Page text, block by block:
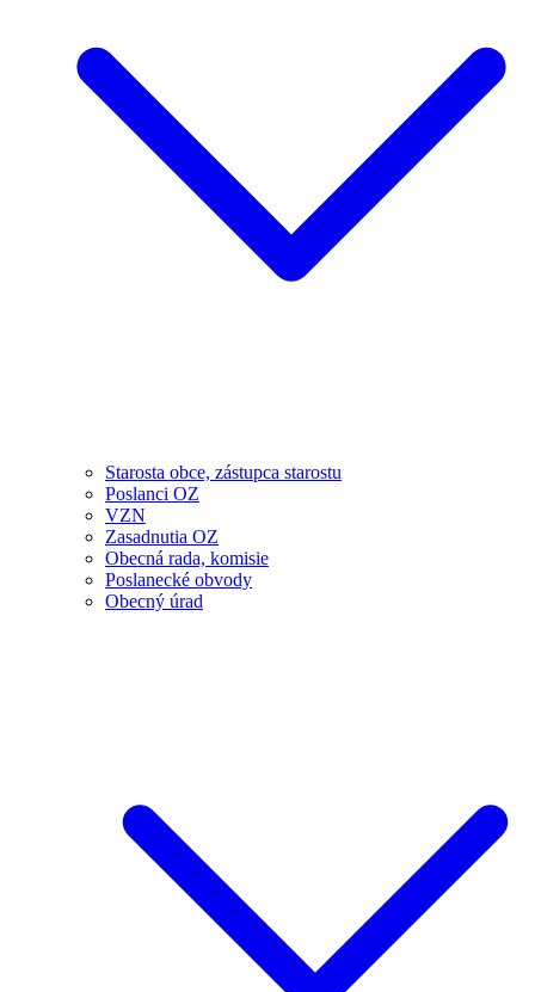
Starosta obce, zástupca starostu
Poslanci OZ
VZN
Zasadnutia OZ
Obecná rada, komisie
Poslanecké obvody
Obecný úrad